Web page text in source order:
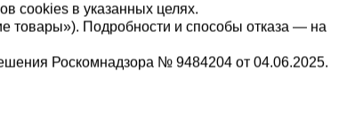
Мы в социальных сетях:
cookies в указанных целях.
товары»). Подробности и способы отказа — на
Роскомнадзора № 9484204 от 04.06.2025.